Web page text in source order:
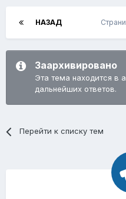
НАЗАД
Заархивировано
Эта тема находится в
дальнейших ответов.
Перейти к списку тем